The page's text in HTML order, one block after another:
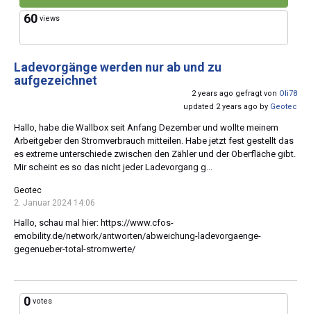
60 views
Ladevorgänge werden nur ab und zu
aufgezeichnet
2 years ago gefragt von Oli78
updated 2 years ago by Geotec
Hallo, habe die Wallbox seit Anfang Dezember und wollte meinem
Arbeitgeber den Stromverbrauch mitteilen. Habe jetzt fest gestellt das
es extreme unterschiede zwischen den Zähler und der Oberfläche gibt.
Mir scheint es so das nicht jeder Ladevorgang g...
Geotec
2. Januar 2024 14:06
Hallo, schau mal hier: https://www.cfos-
emobility.de/network/antworten/abweichung-ladevorgaenge-
gegenueber-total-stromwerte/
0 votes